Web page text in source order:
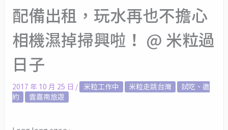
配備出租，玩水再也不擔心
相機濕掉掃興啦！ @ 米粒過
日子
2017 年 10 月 25 日 / 米粒工作中 米粒走跳台灣
試吃、邀
約
雲嘉南旅遊